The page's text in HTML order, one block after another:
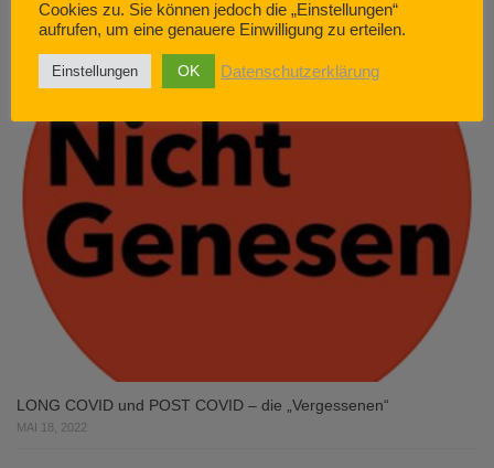
LONG COVID und POST COVID – die „Vergessenen“
MAI 18, 2022
Cookies zu. Sie können jedoch die „Einstellungen“
aufrufen, um eine genauere Einwilligung zu erteilen.
Einstellungen OK Datenschutzerklärung